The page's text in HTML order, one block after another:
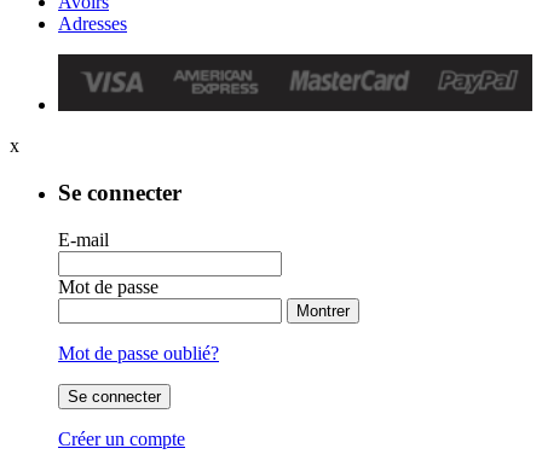
Adresses
x
Se connecter
E-mail
Mot de passe
Montrer
Mot de passe oublié?
Se connecter
Créer un compte